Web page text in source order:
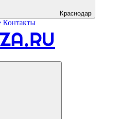
Краснодар
Контакты